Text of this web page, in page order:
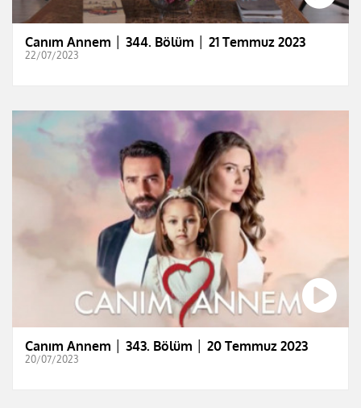
Canım Annem │ 344. Bölüm │ 21 Temmuz 2023
22/07/2023
Canım Annem │ 343. Bölüm │ 20 Temmuz 2023
20/07/2023